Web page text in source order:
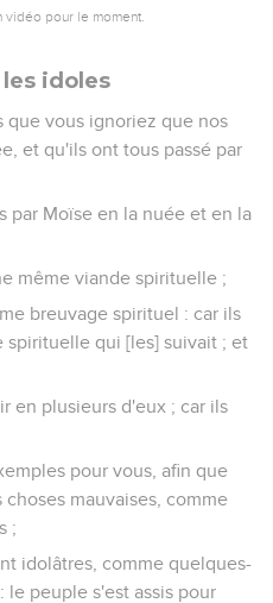
pour le moment.
idoles
que vous ignoriez que nos
et qu'ils ont tous passé par
par Moïse en la nuée et en la
même viande spirituelle ;
breuvage spirituel : car ils
spirituelle qui [les] suivait ; et
en plusieurs d'eux ; car ils
pour vous, afin que
mauvaises, comme
;
idolâtres, comme quelques-
le peuple s'est assis pour